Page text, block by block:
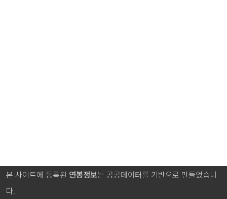
본 사이트에 등록된 연봉정보는 공공데이터를 기반으로 만들었습니
다.